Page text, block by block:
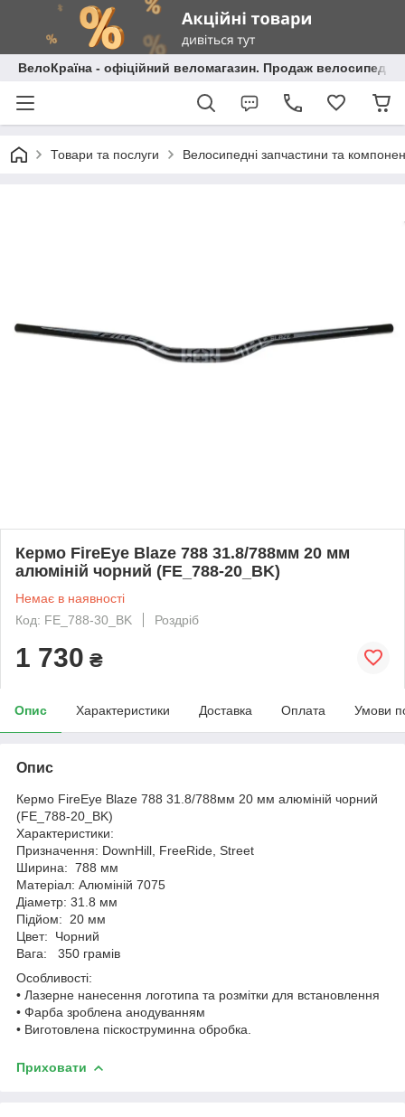
ВелоКраїна - офіційний веломагазин. Продаж велосипедів
Товари та послуги Велосипедні запчастини та
Кермо FireEye Blaze 788 31.8/788мм 20 мм
алюміній чорний (FE_788-20_BK)
Немає в наявності
Код: FE_788-30_BK
Роздріб
1 730 ₴
Опис Характеристики Доставка Оплата Умови
Опис
Кермо FireEye Blaze 788 31.8/788мм 20 мм алюміній чорний
(FE_788-20_BK)
Характеристики:
Призначення: DownHill, FreeRide, Street
Ширина: 788 мм
Матеріал: Алюміній 7075
Діаметр: 31.8 мм
Підйом: 20 мм
Цвет: Чорний
Вага: 350 грамів
Особливості:
• Лазерне нанесення логотипа та розмітки для встановлення
• Фарба зроблена анодуванням
• Виготовлена піскоструминна обробка.
Приховати